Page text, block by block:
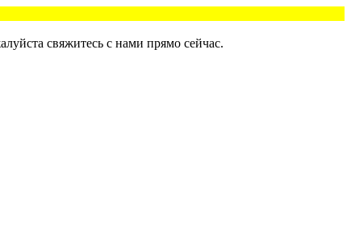
свяжитесь с нами прямо сейчас.